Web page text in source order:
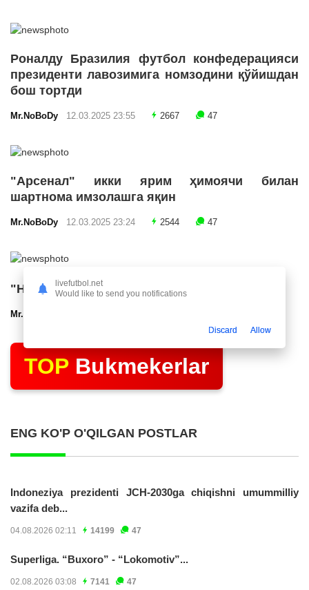
Роналду Бразилия футбол конфедерацияси
президенти лавозимига номзодини қўйишдан
бош тортди
Mr.NoBoDy 12.03.2025 23:55 2667 47
"Арсенал" икки ярим ҳимоячи билан
шартнома имзолашга яқин
Mr.NoBoDy 12.03.2025 23:24 2544 47
"Нефтчи" тақдимот маросими ўтказди
Mr.NoBoDy
TOPBukmekerlar
ENG KO'P O'QILGAN POSTLAR
Indoneziya prezidenti JCH-2030ga chiqishni umummilliy
vazifa deb...
04.08.2026 02:11 14199 47
Superliga. “Buxoro” - “Lokomotiv”...
02.08.2026 03:08 7141 47
livefutbol.net
Would like to send you notifications
Discard Allow